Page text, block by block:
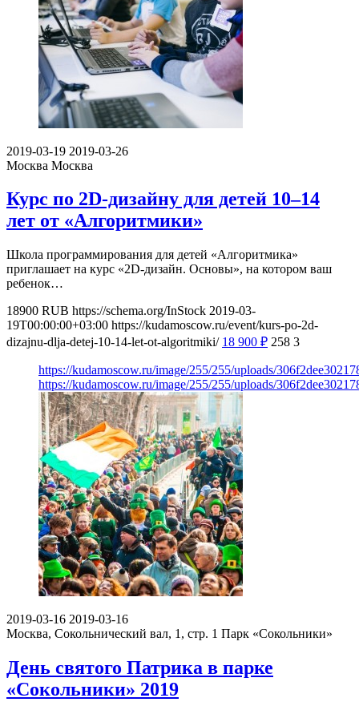
2019-03-19 2019-03-26
Москва Москва
Курс по 2D-дизайну для детей 10–14
лет от «Алгоритмики»
Школа программирования для детей «Алгоритмика»
приглашает на курс «2D-дизайн. Основы», на котором ваш
ребенок…
18900 RUB https://schema.org/InStock 2019-03-
19T00:00:00+03:00 https://kudamoscow.ru/event/kurs-po-2d-
dizajnu-dlja-detej-10-14-let-ot-algoritmiki/ 18 900 ₽ 258 3
https://kudamoscow.ru/image/255/255/uploads/
https://kudamoscow.ru/image/255/255/uploads/
2019-03-16 2019-03-16
Москва, Сокольнический вал, 1, стр. 1 Парк «Сокольники»
День святого Патрика в парке
«Сокольники» 2019